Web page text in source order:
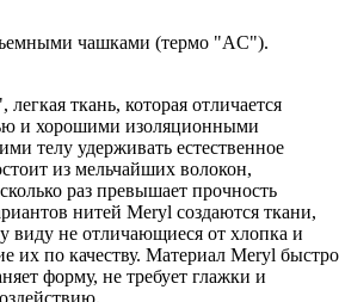
чашками (термо "AC").
ткань, которая отличается
и хорошими изоляционными
телу удерживать естественное
из мельчайших волокон,
раз превышает прочность
нитей Meryl создаются ткани,
виду не отличающиеся от хлопка и
их по качеству. Материал Meryl быстро
форму, не требует глажки и